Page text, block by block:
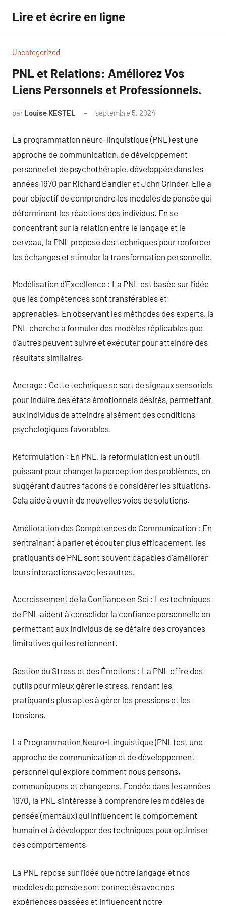
contenu
Lire et écrire en ligne
Uncategorized
PNL et Relations: Améliorez Vos
Liens Personnels et Professionnels.
par Louise KESTEL septembre 5, 2024
La programmation neuro-linguistique (PNL) est une
approche de communication, de développement
personnel et de psychothérapie, développée dans les
années 1970 par Richard Bandler et John Grinder. Elle a
pour objectif de comprendre les modèles de pensée qui
déterminent les réactions des individus. En se
concentrant sur la relation entre le langage et le
cerveau, la PNL propose des techniques pour renforcer
les échanges et stimuler la transformation personnelle.
Modélisation d’Excellence : La PNL est basée sur l’idée
que les compétences sont transférables et
apprenables. En observant les méthodes des experts, la
PNL cherche à formuler des modèles réplicables que
d’autres peuvent suivre et exécuter pour atteindre des
résultats similaires.
Ancrage : Cette technique se sert de signaux sensoriels
pour induire des états émotionnels désirés, permettant
aux individus de atteindre aisément des conditions
psychologiques favorables.
Reformulation : En PNL, la reformulation est un outil
puissant pour changer la perception des problèmes, en
suggérant d’autres façons de considérer les situations.
Cela aide à ouvrir de nouvelles voies de solutions.
Amélioration des Compétences de Communication : En
s’entraînant à parler et écouter plus efficacement, les
pratiquants de PNL sont souvent capables d’améliorer
leurs interactions avec les autres.
Accroissement de la Confiance en Soi : Les techniques
de PNL aident à consolider la confiance personnelle en
permettant aux individus de se défaire des croyances
limitatives qui les retiennent.
Gestion du Stress et des Émotions : La PNL offre des
outils pour mieux gérer le stress, rendant les
pratiquants plus aptes à gérer les pressions et les
tensions.
La Programmation Neuro-Linguistique (PNL) est une
approche de communication et de développement
personnel qui explore comment nous pensons,
communiquons et changeons. Fondée dans les années
1970, la PNL s’intéresse à comprendre les modèles de
pensée (mentaux) qui influencent le comportement
humain et à développer des techniques pour optimiser
ces comportements.
La PNL repose sur l’idée que notre langage et nos
modèles de pensée sont connectés avec nos
expériences passées et influencent notre